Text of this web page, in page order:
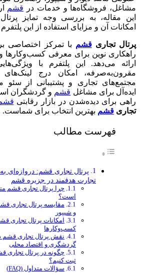
مشاغل، فروشگاه‌ها و خدمات در قشم
این مقاله، به بررسی وجه تمایز
امکانات آن و مزایای استفاده از این
پرتال تجاریقشم با تمرکز اختصاصی
راهکاری نوین برای معرفی
ارائه می‌دهد. این پلتفرم با
مقرون‌به‌صرفه، امکان درج لینک‌های
مجتمع‌های تجاری و پشتیبانی از سئو
ایده‌آل برای مشاغل قشم و گردشگران
راهی برای دیده‌شدن در بازار رقابتی
تجاری قشم بهترین انتخاب برای شماست.
فهرست مطالب
پرتال تجاری قشم: دروازه‌ای
تجارت هدفمند در جزیره قشم
چرا پرتال تجاری قشم
است؟
مقایسه پرتال تجاری قشم
و شیپور
امکانات پرتال تجاری
کسب‌وکارها
نقش پرتال تجاری قشم
گردشگری و اقتصاد محلی
چگونه در پرتال تجاری
ثبت کنیم؟
سؤالات متداول (FAQ)